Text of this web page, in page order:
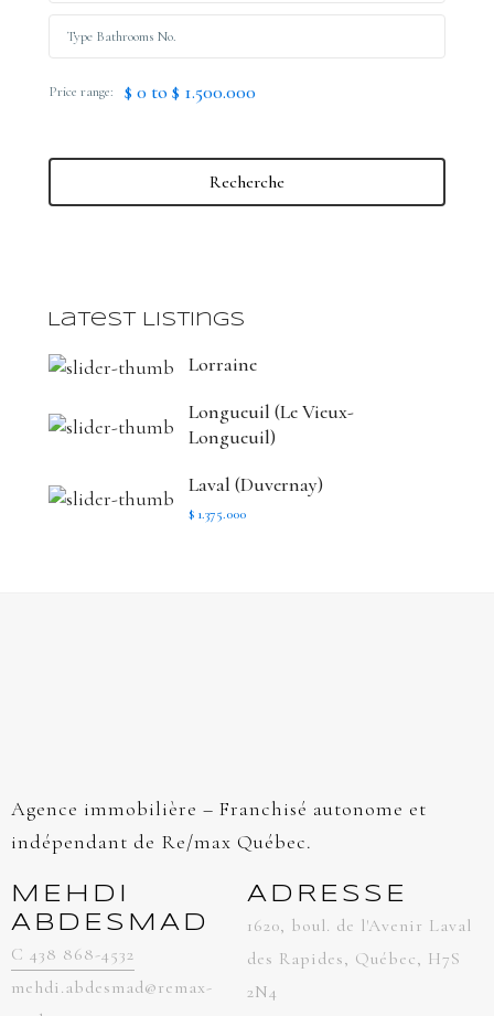
Price range: $ 0 to $ 1.500.000
Recherche
Latest Listings
Lorraine
Longueuil (Le Vieux-
Longueuil)
Laval (Duvernay)
$ 1.375.000
Agence immobilière – Franchisé autonome et
indépendant de Re/max Québec.
MEHDI
ABDESMAD
C 438 868-4532
mehdi.abdesmad@remax-
ADRESSE
1620, boul. de l'Avenir Laval
des Rapides, Québec, H7S
2N4